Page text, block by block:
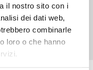
il nostro sito con i
dei dati web,
combinarle
loro o che hanno